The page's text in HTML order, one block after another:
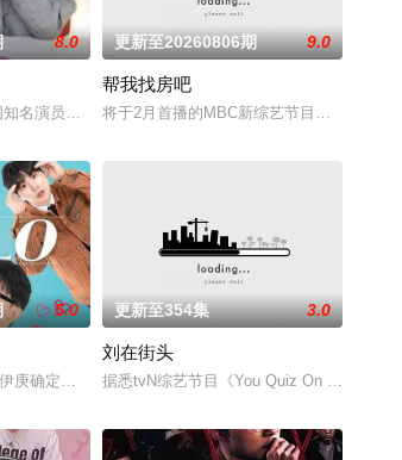
，他爱他，她爱她。是兄弟，是姐妹，是情敌。今天爱
8.0
知名演员刘寅娜主持的疗癒系YT综艺节目，主打听觉型
更新至20260806期 9.0
帮我找房吧
将于2月首播的MBC新综艺节目《帮我找房
5.0
庚确定成为SBS PLUS、skyTV的NQQ频道播出的新约会
更新至354集 3.0
刘在街头
据悉tvN综艺节目《You Quiz On The Block